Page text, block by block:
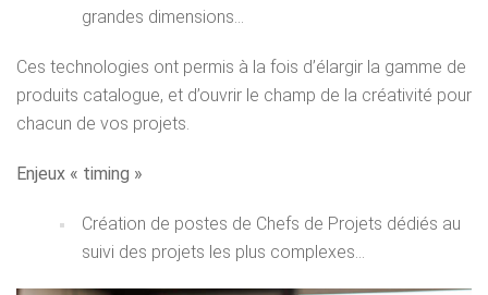
grandes dimensions…
Ces technologies ont permis à la fois d’élargir la gamme de
produits catalogue, et d’ouvrir le champ de la créativité pour
chacun de vos projets.
Enjeux « timing »
Création de postes de Chefs de Projets dédiés au
suivi des projets les plus complexes…